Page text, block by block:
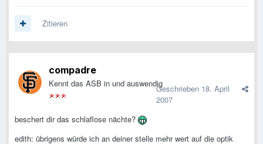
Zitieren
compadre
Kennt das ASB in und auswendigGeschrieben 18. April
2007
beschert dir das schlaflose nächte?
edith: übrigens würde ich an deiner stelle mehr wert auf die optik